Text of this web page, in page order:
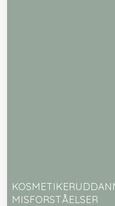
MISFORSTÅELSER